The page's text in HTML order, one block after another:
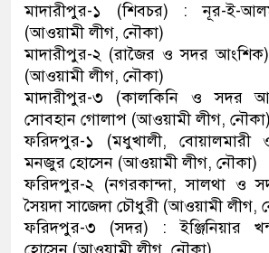
মাদারীপুর-১ (শিবচর) : নূর-ই-
(আওয়ামী লীগ, নৌকা)
মাদারীপুর-২ (রাজৈর ও সদর
(আওয়ামী লীগ, নৌকা)
মাদারীপুর-৩ (কালকিনি ও সদর
সোবহান গোলাপ (আওয়ামী লীগ, নৌকা)
ফরিদপুর-১ (মধুখালী, বোয়ালমারী
মনজুর হোসেন (আওয়ামী লীগ, নৌকা)
ফরিদপুর-২ (নগরকান্দা, সালথা ও
সৈয়দা সাজেদা চৌধুরী (আওয়ামী লীগ,
ফরিদপুর-৩ (সদর) : ইঞ্জিনিয়ার